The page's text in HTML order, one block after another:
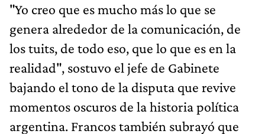
"Yo creo que es mucho más lo que se
genera alrededor de la comunicación, de
los tuits, de todo eso, que lo que es en la
realidad", sostuvo el jefe de Gabinete
bajando el tono de la disputa que revive
momentos oscuros de la historia política
argentina. Francos también subrayó que